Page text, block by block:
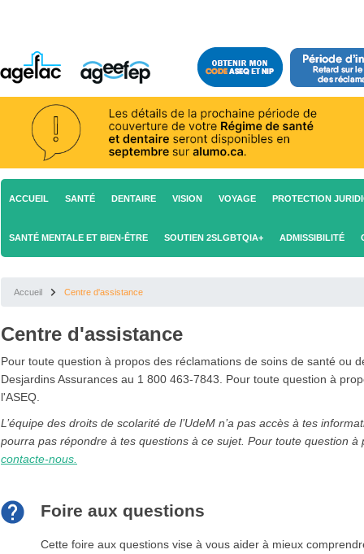
ACCUEIL SANTÉ DENTAIRE VISION VOYAGE PROTECTION
SANTÉ MENTALE ET BIEN-ÊTRE SOUTIEN 2SLGBTQIA+ ADMISSIBILITÉ
Accueil Centre d'assistance
Centre d'assistance
Pour toute question à propos des réclamations de soins de santé ou
Desjardins Assurances au 1 800 463-7843. Pour toute question à
l'ASEQ.
L’équipe des droits de scolarité de l’UdeM n’a pas accès à tes
pourra pas répondre à tes questions à ce sujet. Pour toute question
contacte-nous.
Foire aux questions
Cette foire aux questions vise à vous aider à mieux